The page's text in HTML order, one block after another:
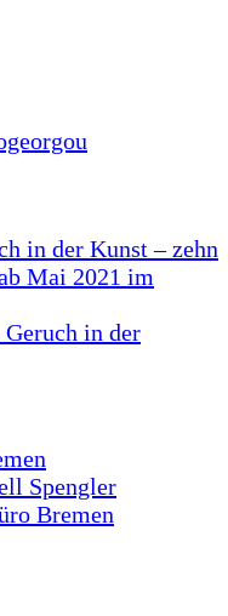
in der Kunst – zehn
Mai 2021 im
in der
Spengler
Bremen